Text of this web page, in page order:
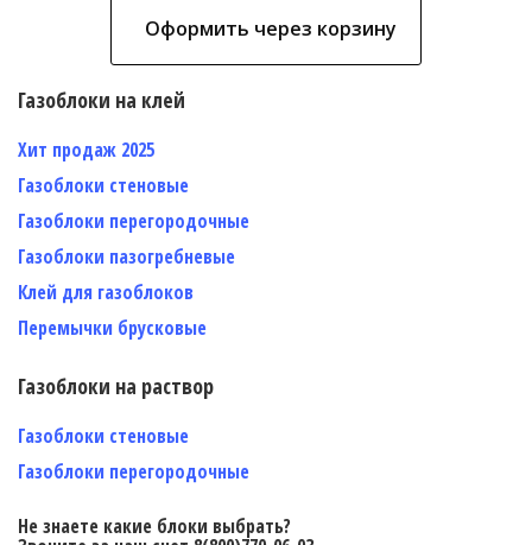
Оформить через корзину
Газоблоки на клей
Хит продаж 2025
Газоблоки стеновые
Газоблоки перегородочные
Газоблоки пазогребневые
Клей для газоблоков
Перемычки брусковые
Газоблоки на раствор
Газоблоки стеновые
Газоблоки перегородочные
Не знаете какие блоки выбрать?